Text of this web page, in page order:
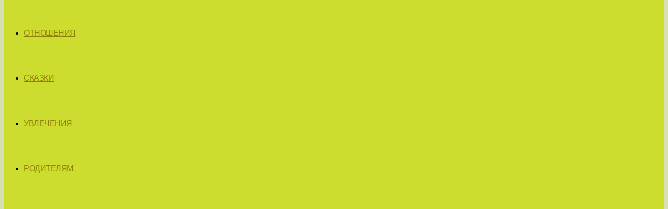
ОТНОШЕНИЯ
СКАЗКИ
УВЛЕЧЕНИЯ
РОДИТЕЛЯМ